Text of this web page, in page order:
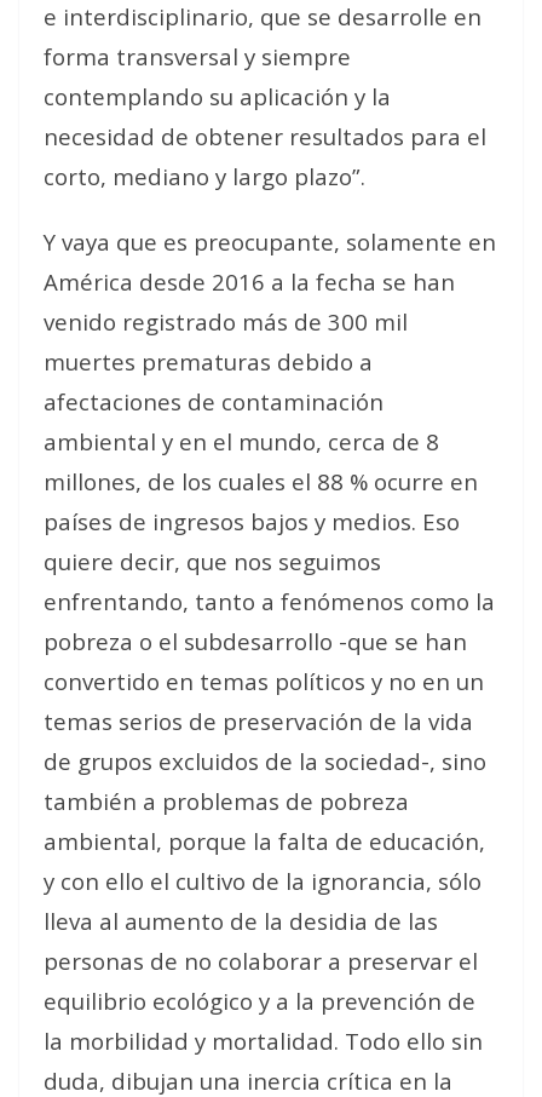
e interdisciplinario, que se desarrolle en
forma transversal y siempre
contemplando su aplicación y la
necesidad de obtener resultados para el
corto, mediano y largo plazo”.
Y vaya que es preocupante, solamente en
América desde 2016 a la fecha se han
venido registrado más de 300 mil
muertes prematuras debido a
afectaciones de contaminación
ambiental y en el mundo, cerca de 8
millones, de los cuales el 88 % ocurre en
países de ingresos bajos y medios. Eso
quiere decir, que nos seguimos
enfrentando, tanto a fenómenos como la
pobreza o el subdesarrollo -que se han
convertido en temas políticos y no en un
temas serios de preservación de la vida
de grupos excluidos de la sociedad-, sino
también a problemas de pobreza
ambiental, porque la falta de educación,
y con ello el cultivo de la ignorancia, sólo
lleva al aumento de la desidia de las
personas de no colaborar a preservar el
equilibrio ecológico y a la prevención de
la morbilidad y mortalidad. Todo ello sin
duda, dibujan una inercia crítica en la